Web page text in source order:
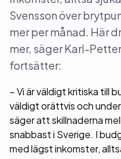
Svensson över
mer per månad. Här
mer, säger Karl-
fortsätter:
– Vi är väldigt kritiska till
väldigt orättvis och
säger att skillnaderna
snabbast i Sverige. I
med lägst inkomster,